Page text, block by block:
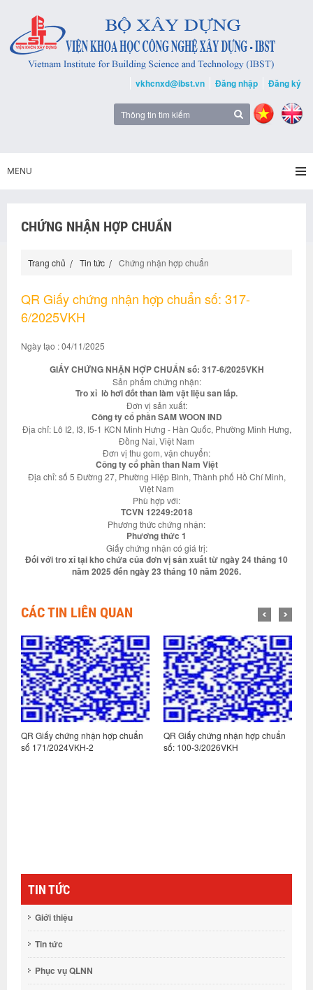
vkhcnxd@ibst.vn Đăng nhập Đăng ký
MENU
CHỨNG NHẬN HỢP CHUẨN
Trang chủ Tin tức Chứng nhận hợp chuẩn
QR Giấy chứng nhận hợp chuẩn số: 317-
6/2025VKH
Ngày tạo : 04/11/2025
GIẤY CHỨNG NHẬN HỢP CHUẨN số: 317-6/2025VKH
Sản phẩm chứng nhận:
Tro xỉ lò hơi đốt than làm vật liệu san lấp.
Đơn vị sản xuất:
Công ty cổ phần SAM WOON IND
Địa chỉ: Lô I2, I3, I5-1 KCN Minh Hưng - Hàn Quốc, Phường Minh Hưng,
Đồng Nai, Việt Nam
Đơn vị thu gom, vận chuyển:
Công ty cổ phần than Nam Việt
Địa chỉ: số 5 Đường 27, Phường Hiệp Bình, Thành phố Hồ Chí Minh,
Việt Nam
Phù hợp với:
TCVN 12249:2018
Phương thức chứng nhận:
Phương thức 1
Giấy chứng nhận có giá trị:
Đối với tro xỉ tại kho chứa của đơn vị sản xuất từ ngày 24 tháng 10
năm 2025 đến ngày 23 tháng 10 năm 2026.
CÁC TIN LIÊN QUAN
QR Giấy chứng nhận hợp chuẩn
số 171/2024VKH-2
QR Giấy chứng nhận hợp chuẩn
số: 100-3/2026VKH
TIN TỨC
Giới thiệu
Tin tức
Phục vụ QLNN